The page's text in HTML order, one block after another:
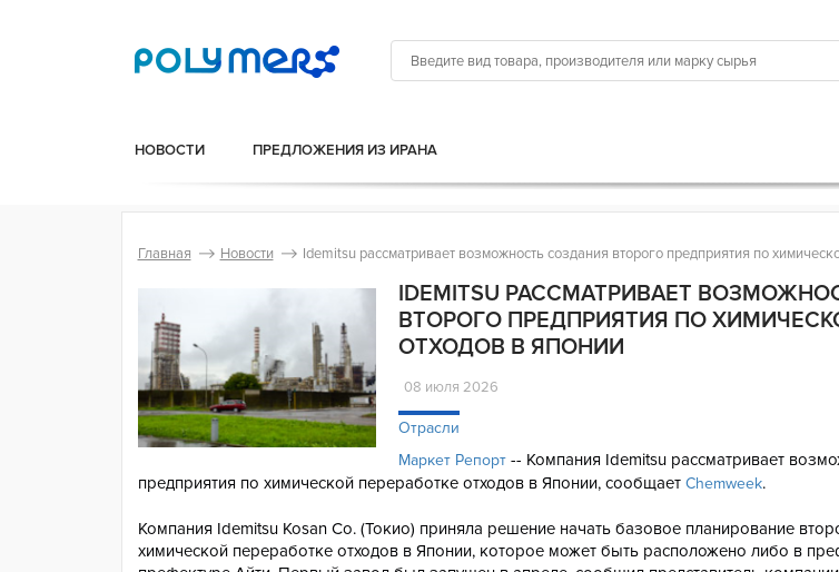
НОВОСТИ ПРЕДЛОЖЕНИЯ ИЗ ИРАНА
Главная Новости Idemitsu рассматривает возможность создания второго предприятия по
IDEMITSU РАССМАТРИВАЕТ
ВТОРОГО ПРЕДПРИЯТИЯ ПО
ОТХОДОВ В ЯПОНИИ
08 июля 2026
Отрасли
Маркет Репорт-- Компания Idemitsu рассматривает
предприятия по химической переработке отходов в Японии, сообщает Chemweek.
Компания Idemitsu Kosan Co. (Токио) приняла решение начать базовое планирование
химической переработке отходов в Японии, которое может быть расположено либо в